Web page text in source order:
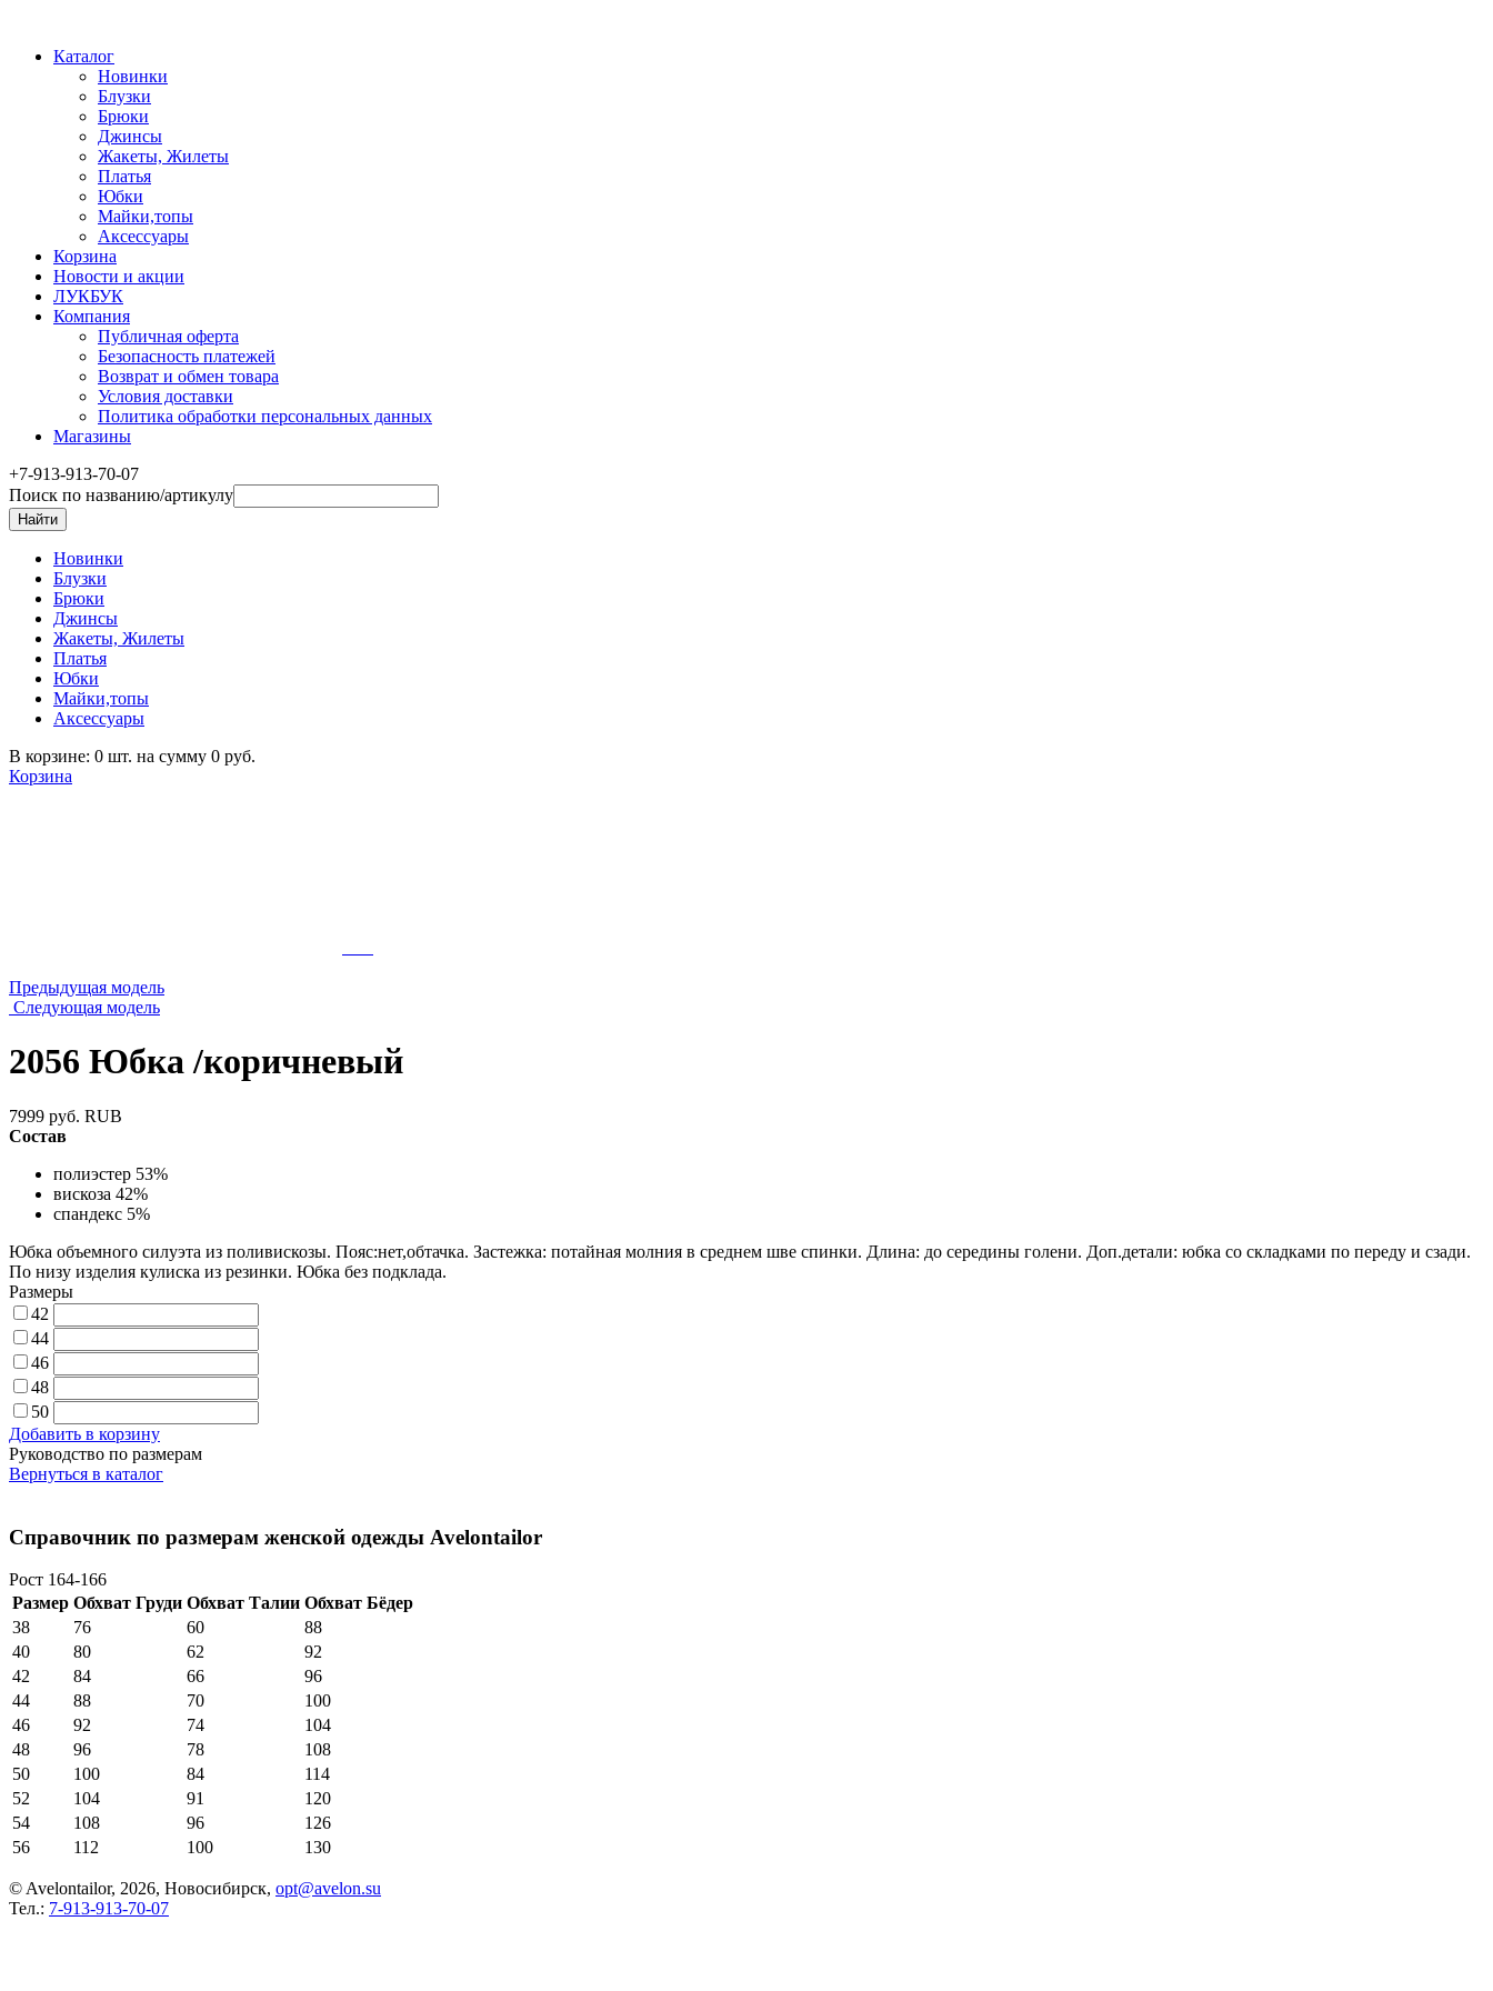
Каталог
Новинки
Блузки
Брюки
Джинсы
Жакеты, Жилеты
Платья
Юбки
Майки,топы
Аксессуары
Корзина
Новости и акции
ЛУКБУК
Компания
Публичная оферта
Безопасность платежей
Возврат и обмен товара
Условия доставки
Политика обработки персональных данных
Магазины
+7-913-913-70-07
Поиск по названию/артикулу
Новинки
Блузки
Брюки
Джинсы
Жакеты, Жилеты
Платья
Юбки
Майки,топы
Аксессуары
В корзине: 0 шт. на сумму 0 руб.
Корзина
Предыдущая модель
Следующая модель
2056 Юбка /коричневый
7999 руб. RUB
Состав
полиэстер 53%
вискоза 42%
спандекс 5%
Юбка объемного силуэта из поливискозы. Пояс:нет,обтачка. Застежка: потайная молния в среднем шве спинки. Длина: до середины голени. Доп.детали: юбка со складками по переду и сзади.
По низу изделия кулиска из резинки. Юбка без подклада.
Размеры
42
44
46
48
50
Добавить в корзину
Руководство по размерам
Вернуться в каталог
Справочник по размерам женской одежды Avelontailor
Рост 164-166
Размер Обхват Груди Обхват Талии Обхват Бёдер
38
76 60
88
40
80 62
92
42
84 66
96
44
88 70
100
46
92 74
104
48
96 78
108
50
100 84
114
52
104 91
120
54
108 96
126
56
112 100 130
© Avelontailor, 2026, Новосибирск, opt@avelon.su
Тел.: 7-913-913-70-07